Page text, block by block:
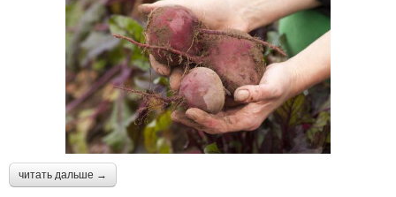
читать дальше →